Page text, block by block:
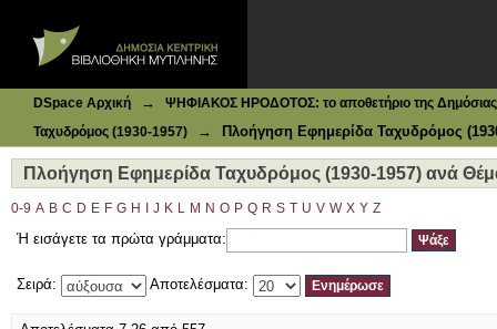
DSpace Αρχική →
ΨΗΦΙΑΚΟΣ ΗΡΟΔΟΤΟΣ: το αποθετήριο της Δημόσιας
Ταχυδρόμος (1930-1957)
→ Πλοήγηση Εφημερίδα Ταχυδρόμος
Πλοήγηση Εφημερίδα Ταχυδρόμος (1930-1957) ανά
0-9 A B C D E F G H J K L M N O P Q R S T U V W X Y Z
Ή εισάγετε τα πρώτα γράμματα:
Σειρά: Αποτελέσματα: